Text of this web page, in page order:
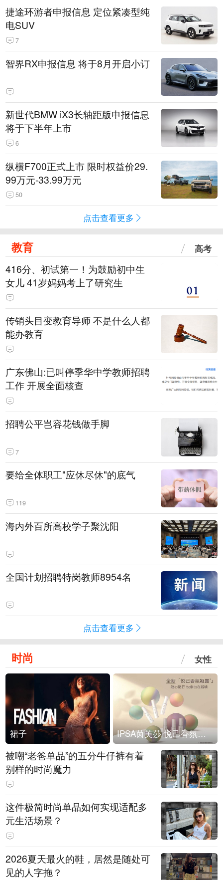
捷途环游者申报信息 定位紧凑型纯
电SUV
7
智界RX申报信息 将于8月开启小订
新世代BMW iX3长轴距版申报信息
将于下半年上市
6
纵横F700正式上市 限时权益价29.
99万元-33.99万元
50
点击查看更多
教育 高考
416分、初试第一！为鼓励初中生
女儿 41岁妈妈考上了研究生
传销头目变教育导师 不是什么人都
能办教育
广东佛山:已叫停季华中学教师招聘
工作 开展全面核查
招聘公平岂容花钱做手脚
7
要给全体职工"应休尽休"的底气
119
海内外百所高校学子聚沈阳
全国计划招聘特岗教师8954名
点击查看更多
时尚 女性
裙子 IPSA茵芙莎 悦己香氛凝露上市
被嘲“老爸单品”的五分牛仔裤有着
别样的时尚魔力
这件极简时尚单品如何实现适配多
元生活场景？
2026夏天最火的鞋，居然是随处可
见的人字拖？